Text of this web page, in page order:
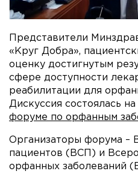
Представители
«Круг Добра»,
оценку достигнутым
сфере доступности
реабилитации для
Дискуссия состоялась на
форуме по орфанным
Организаторы форума –
пациентов (ВСП) и
орфанных заболеваний